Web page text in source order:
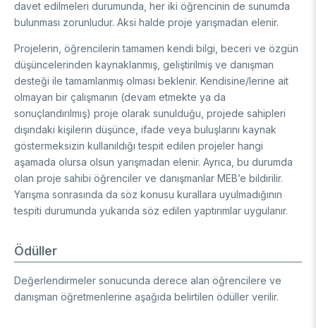
davet edilmeleri durumunda, her iki öğrencinin de sunumda
bulunması zorunludur. Aksi halde proje yarışmadan elenir.
Projelerin, öğrencilerin tamamen kendi bilgi, beceri ve özgün
düşüncelerinden kaynaklanmış, geliştirilmiş ve danışman
desteği ile tamamlanmış olması beklenir. Kendisine/lerine ait
olmayan bir çalışmanın (devam etmekte ya da
sonuçlandırılmış) proje olarak sunulduğu, projede sahipleri
dışındaki kişilerin düşünce, ifade veya buluşlarını kaynak
göstermeksizin kullanıldığı tespit edilen projeler hangi
aşamada olursa olsun yarışmadan elenir. Ayrıca, bu durumda
olan proje sahibi öğrenciler ve danışmanlar MEB’e bildirilir.
Yarışma sonrasında da söz konusu kurallara uyulmadığının
tespiti durumunda yukarıda söz edilen yaptırımlar uygulanır.
Ödüller
Değerlendirmeler sonucunda derece alan öğrencilere ve
danışman öğretmenlerine aşağıda belirtilen ödüller verilir.